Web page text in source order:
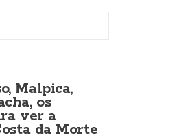
Malpica,
os
ver a
da Morte